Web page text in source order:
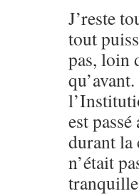
J’reste
tout
pas, loin
est
durant la
n’était